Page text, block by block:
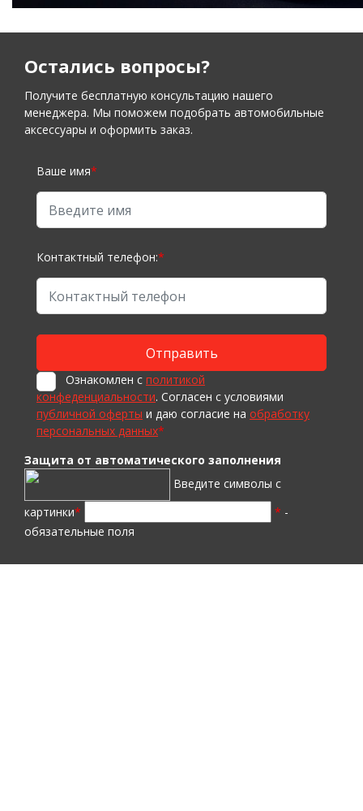
Остались вопросы?
Получите бесплатную консультацию нашего
менеджера. Мы поможем подобрать автомобильные
аксессуары и оформить заказ.
Ваше имя*
Контактный телефон:*
Ознакомлен с политикой
конфеденциальности. Согласен с условиями
публичной оферты и даю согласие на обработку
персональных данных*
Защита от автоматического заполнения
Введите символы с
картинки* * -
обязательные поля